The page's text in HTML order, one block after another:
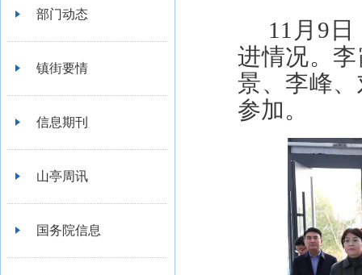
部门动态
镇街要情
信息期刊
山亭周讯
国务院信息
11月9
进情况。
景、李峰
参加。